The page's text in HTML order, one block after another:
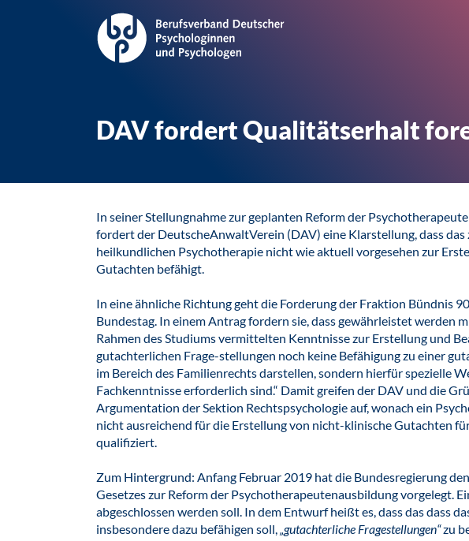
DAV fordert Qualitätserhalt
In seiner Stellungnahme zur geplanten Reform der
fordert der DeutscheAnwaltVerein (DAV) eine Klarstellung, dass
heilkundlichen Psychotherapie nicht wie aktuell vorgesehen zur
Gutachten befähigt.
In eine ähnliche Richtung geht die Forderung der Fraktion Bündnis
Bundestag. In einem Antrag fordern sie, dass gewährleistet werden
Rahmen des Studiums vermittelten Kenntnisse zur Erstellung und
gutachterlichen Frage-stellungen noch keine Befähigung zu einer
im Bereich des Familienrechts darstellen, sondern hierfür spezielle
Fachkenntnisse erforderlich sind.“ Damit greifen der DAV und die
Argumentation der Sektion Rechtspsychologie auf, wonach ein
nicht ausreichend für die Erstellung von nicht-klinische Gutachten
qualifiziert.
Zum Hintergrund: Anfang Februar 2019 hat die Bundesregierung
Gesetzes zur Reform der Psychotherapeutenausbildung vorgelegt.
abgeschlossen werden soll. In dem Entwurf heißt es, dass das dass
insbesondere dazu befähigen soll,„gutachterliche Fragestellungen“zu